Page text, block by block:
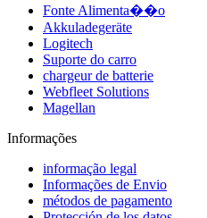
Fonte Alimenta��o
Akkuladegeräte
Logitech
Suporte do carro
chargeur de batterie
Webfleet Solutions
Magellan
Informações
informação legal
Informações de Envio
métodos de pagamento